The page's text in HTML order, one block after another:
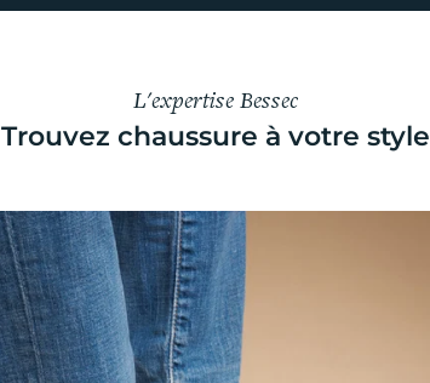
L'expertise Bessec
Trouvez chaussure à votre style